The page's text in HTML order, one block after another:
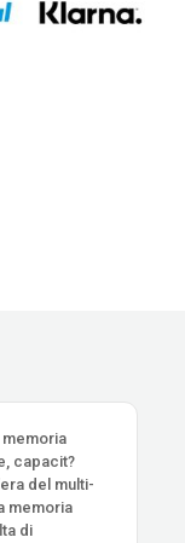
capacit?
del multi-
memoria
di